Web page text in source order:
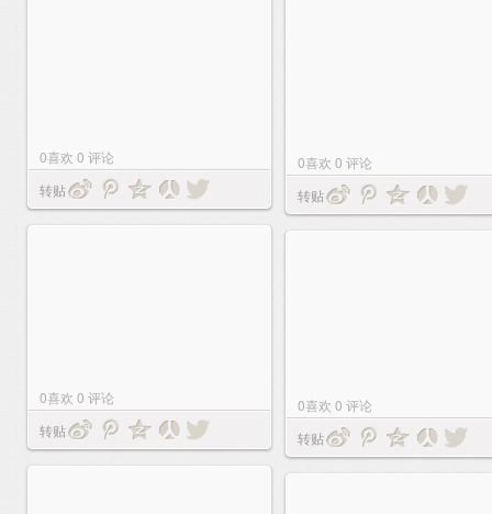
0喜欢 0 评论
转贴
0喜欢 0 评论
转贴
0喜欢 0 评论
转贴
0喜欢 0 评论
转贴